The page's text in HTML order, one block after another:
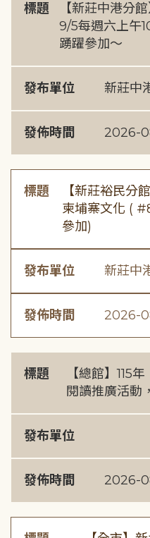
標題
【新莊中港分
9/5每週六上午
踴躍參加～
發布單位 新莊中
發佈時間 2026-
標題
【新莊裕民分
柬埔寨文化 (
參加)
發布單位 新莊中
發佈時間 2026-
標題
【總館】115
閱讀推廣活動
發布單位
發佈時間 2026-